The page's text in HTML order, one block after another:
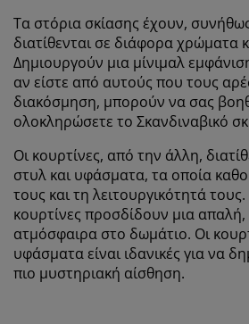
Τα στόρια σκίασης έχουν,
διατίθενται σε διάφορα χρώματα
Δημιουργούν μια μίνιμαλ
αν είστε από αυτούς που τους
διακόσμηση, μπορούν να σας
ολοκληρώσετε το Σκανδιναβικό
Οι κουρτίνες, από την άλλη,
στυλ και υφάσματα, τα οποία
τους και τη λειτουργικότητά
κουρτίνες προσδίδουν μια απαλή,
ατμόσφαιρα στο δωμάτιο. Οι
υφάσματα είναι ιδανικές για να
πιο μυστηριακή αίσθηση.